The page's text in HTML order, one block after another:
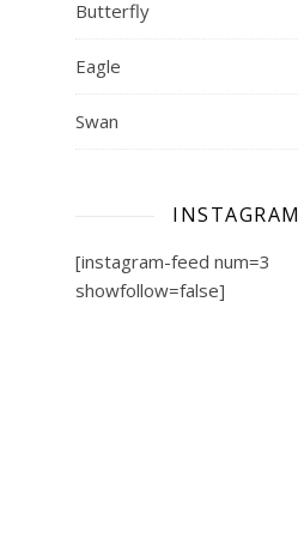
Butterfly
Eagle
Swan
INSTAGRAM
[instagram-feed num=3
showfollow=false]